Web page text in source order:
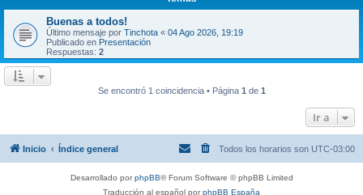
Buenas a todos!
Último mensaje por Tinchota « 04 Ago 2026, 19:19
Publicado en Presentación
Respuestas: 2
Se encontró 1 coincidencia • Página 1 de 1
Ir a
Inicio Índice general Todos los horarios son UTC-03:00
Desarrollado porphpBB® Forum Software © phpBB Limited
Traducción al español porphpBB España